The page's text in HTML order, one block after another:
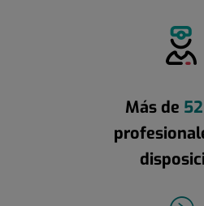
Más de